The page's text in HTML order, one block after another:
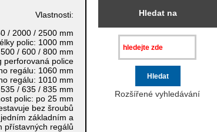
Vlastnosti:
/ 2000 / 2500 mm
polic: 1000 mm
/ 600 / 800 mm
perforovaná police
regálu: 1060 mm
regálu: 1010 mm
/ 635 / 835 mm
polic: po 25 mm
bez šroubů
základním a
přístavných regálů
Hledat na
Rozšířené vyhledávání